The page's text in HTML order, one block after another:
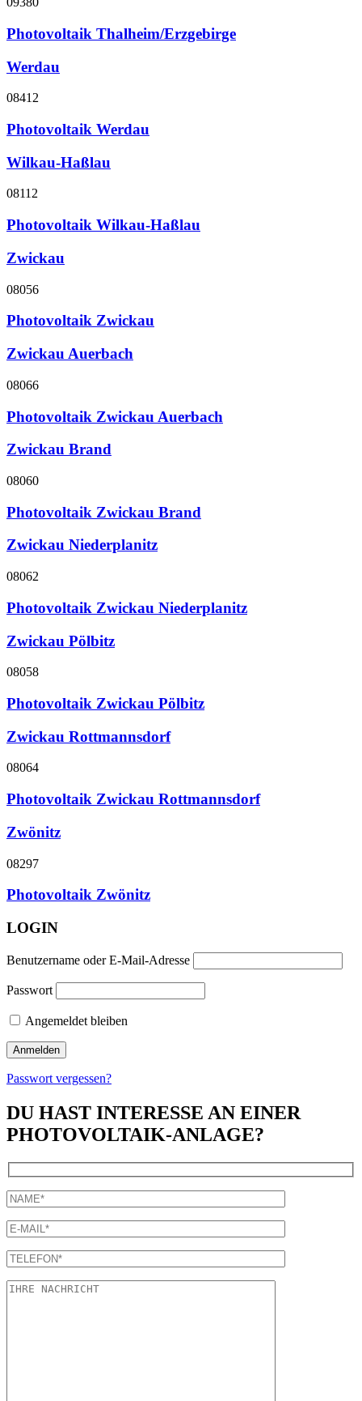
Photovoltaik Thalheim/Erzgebirge
Werdau
08412
Photovoltaik Werdau
Wilkau-Haßlau
08112
Photovoltaik Wilkau-Haßlau
Zwickau
08056
Photovoltaik Zwickau
Zwickau Auerbach
08066
Photovoltaik Zwickau Auerbach
Zwickau Brand
08060
Photovoltaik Zwickau Brand
Zwickau Niederplanitz
08062
Photovoltaik Zwickau Niederplanitz
Zwickau Pölbitz
08058
Photovoltaik Zwickau Pölbitz
Zwickau Rottmannsdorf
08064
Photovoltaik Zwickau Rottmannsdorf
Zwönitz
08297
Photovoltaik Zwönitz
LOGIN
Benutzername oder E-Mail-Adresse
Passwort
Angemeldet bleiben
Passwort vergessen?
DU HAST INTERESSE AN EINER
PHOTOVOLTAIK-ANLAGE?